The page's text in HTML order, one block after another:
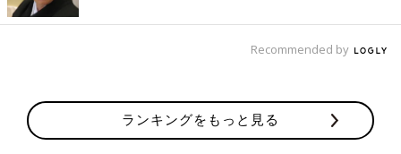
Recommended by
ランキングをもっと見る